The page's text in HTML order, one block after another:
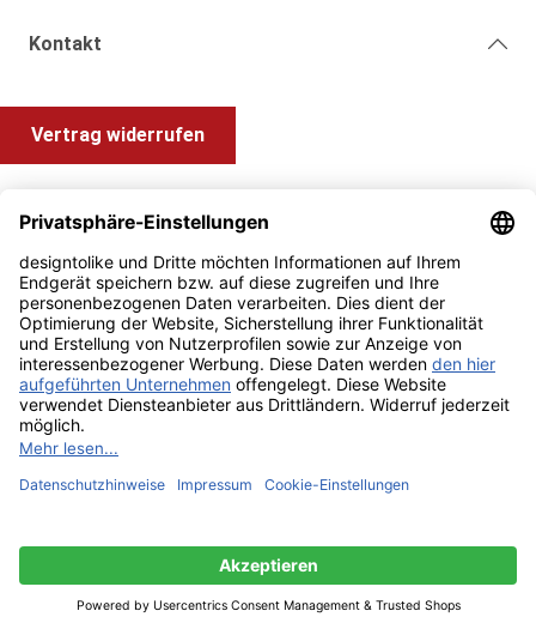
Kontakt
Vertrag widerrufen
Information und Impressum
Zahlung & Versand
Impressum AGB
Alle Preise inkl. gesetzl. Mehrwertsteuer zzgl.Versandkosten
und ggf. Nachnahmegebühren, wenn nicht anders angegeben.